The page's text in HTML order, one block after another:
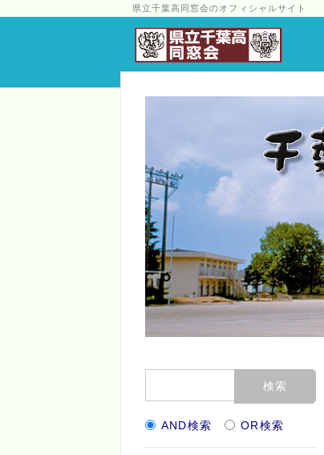
県立千葉高同窓会のオフィシャルサイト
AND検索 OR検索